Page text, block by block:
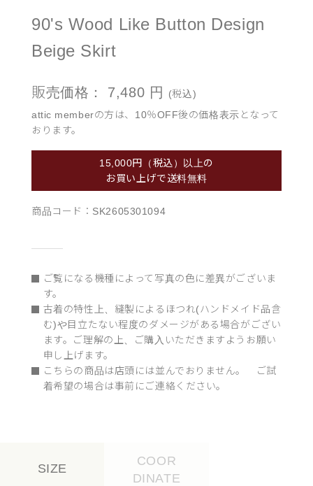
90's Wood Like Button Design
Beige Skirt
販売価格： 7,480 円
(税込)
attic memberの方は、10％OFF後の価格表示となって
おります。
15,000円（税込）以上の
お買い上げで送料無料
商品コード： SK2605301094
ご覧になる機種によって写真の色に差異がございま
す。
古着の特性上、縫製によるほつれ(ハンドメイド品含
む)や目立たない程度のダメージがある場合がござい
ます。ご理解の上、ご購入いただきますようお願い
申し上げます。
こちらの商品は店頭には並んでおりません。 ご試
着希望の場合は事前にご連絡ください。
SIZE
COOR
DINATE